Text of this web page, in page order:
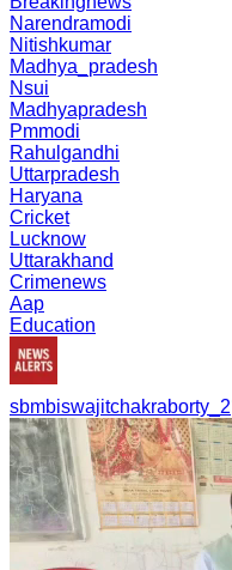
Narendramodi
Nitishkumar
Madhya_pradesh
Nsui
Madhyapradesh
Pmmodi
Rahulgandhi
Uttarpradesh
Haryana
Cricket
Lucknow
Uttarakhand
Crimenews
Aap
Education
sbmbiswajitchakraborty_2